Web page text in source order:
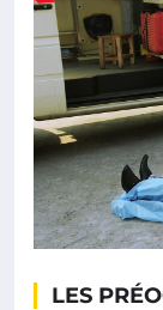
LES